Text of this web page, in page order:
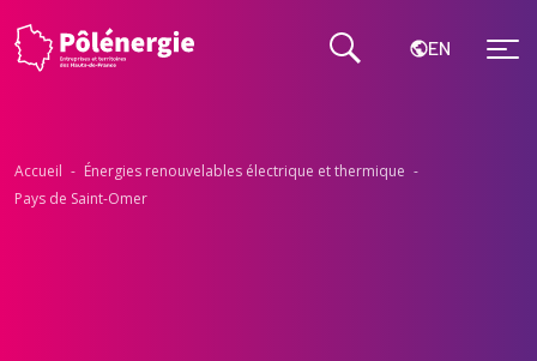
EN
Accueil - Énergies renouvelables électrique et thermique​ -
Pays de Saint-Omer